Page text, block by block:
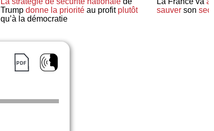
Trump donne la prioritéau profit plutôt
qu’à la démocratie
sauver son